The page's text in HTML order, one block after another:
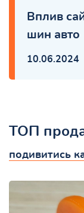
Вплив
шин авто
10.06.2024
ТОП
подивитись